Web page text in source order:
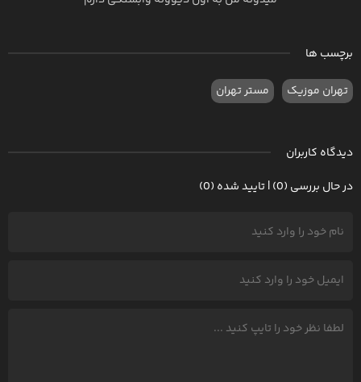
برچسب ها
تهران موزیک مستر تهران
دیدگاه کاربران
در حال بررسی (0) | تایید شده (0)